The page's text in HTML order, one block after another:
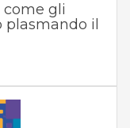
come gli
plasmando il